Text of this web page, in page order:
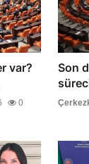
var?
0
Son